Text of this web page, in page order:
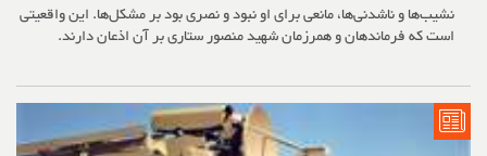
نشیب‌ها و ناشدنی‌ها، مانعی برای او نبود و نصری بود بر مشکل‌ها. این واقعیتی
است که فرماندهان و همرزمان شهید منصور ستاری بر آن اذعان دارند.